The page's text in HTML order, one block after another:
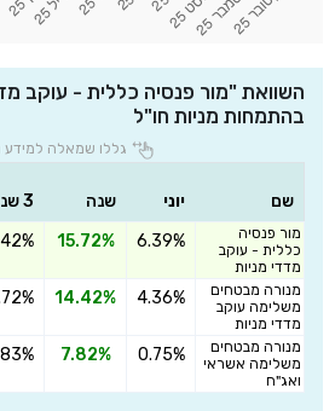
השוואת "מור פנסיה כללית - עוקב
בהתמחות מניות חו"ל
גללו שמאלה למידע
שם יוני שנה 3 שנים
מור פנסיה
כללית - עוקב
מדדי מניות
6.39%
15.72%
מנורה מבטחים
משלימה עוקב
מדדי מניות
4.36%
14.42%
מנורה מבטחים
משלימה אשראי
ואג"ח
0.75%
7.82%